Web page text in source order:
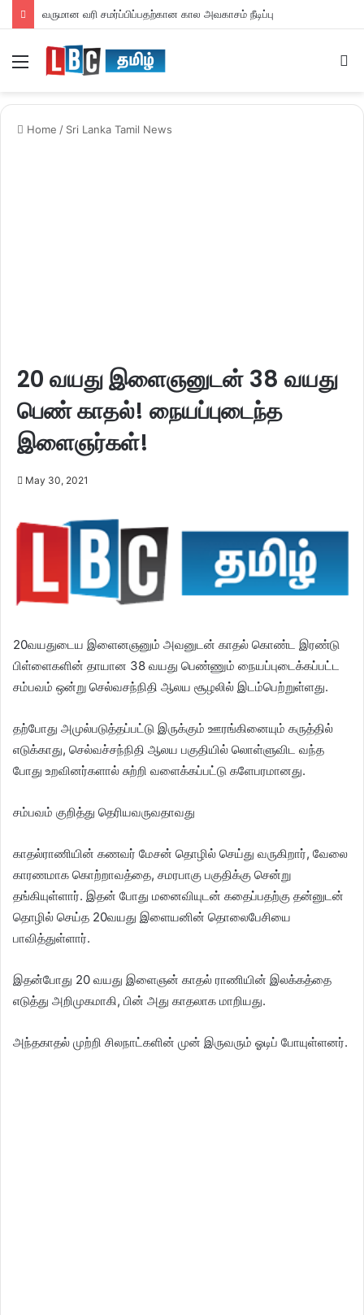
வருமான வரி சமர்ப்பிப்பதற்கான கால அவகாசம் நீடிப்பு
Home / Sri Lanka Tamil News
20 வயது இளைஞனுடன் 38 வயது
பெண் காதல்! நையப்புடைந்த
இளைஞர்கள்!
May 30, 2021
20வயதுடைய இளைனஞனும் அவனுடன் காதல் கொண்ட இரண்டு
பிள்ளைகளின் தாயான 38 வயது பெண்ணும் நையப்புடைக்கப்பட்ட
சம்பவம் ஒன்று செல்வசந்நிதி ஆலய சூழலில் இடம்பெற்றுள்ளது.
தற்போது அமுல்படுத்தப்பட்டு இருக்கும் ஊரங்கினையும் கருத்தில்
எடுக்காது, செல்வச்சந்நிதி ஆலய பகுதியில் லொள்ளுவிட வந்த
போது உறவினர்களால் சுற்றி வளைக்கப்பட்டு களேபரமானது.
சம்பவம் குறித்து தெரியவருவதாவது
காதல்ராணியின் கணவர் மேசன் தொழில் செய்து வருகிறார், வேலை
காரணமாக கொற்றாவத்தை, சமரபாகு பகுதிக்கு சென்று
தங்கியுள்ளார். இதன் போது மனைவியுடன் கதைப்பதற்கு தன்னுடன்
தொழில் செய்த 20வயது இளையனின் தொலைபேசியை
பாவித்துள்ளார்.
இதன்போது 20 வயது இளைஞன் காதல் ராணியின் இலக்கத்தை
எடுத்து அறிமுகமாகி, பின் அது காதலாக மாறியது.
அந்தகாதல் முற்றி சிலநாட்களின் முன் இருவரும் ஓடிப் போயுள்ளனர்.